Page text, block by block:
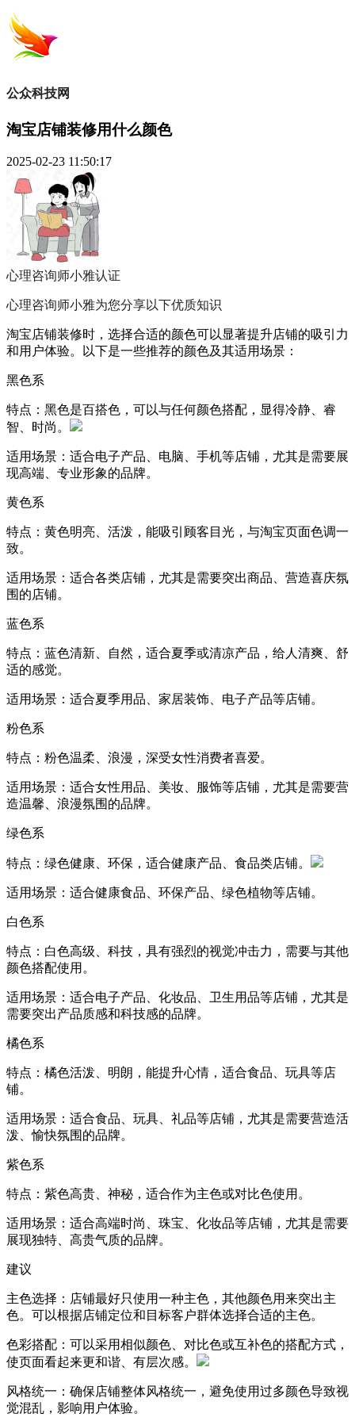
公众科技网
淘宝店铺装修用什么颜色
2025-02-23 11:50:17
心理咨询师小雅认证
心理咨询师小雅为您分享以下优质知识
淘宝店铺装修时，选择合适的颜色可以显著提升店铺的吸引力
和用户体验。以下是一些推荐的颜色及其适用场景：
黑色系
特点：黑色是百搭色，可以与任何颜色搭配，显得冷静、睿
智、时尚。
适用场景：适合电子产品、电脑、手机等店铺，尤其是需要展
现高端、专业形象的品牌。
黄色系
特点：黄色明亮、活泼，能吸引顾客目光，与淘宝页面色调一
致。
适用场景：适合各类店铺，尤其是需要突出商品、营造喜庆氛
围的店铺。
蓝色系
特点：蓝色清新、自然，适合夏季或清凉产品，给人清爽、舒
适的感觉。
适用场景：适合夏季用品、家居装饰、电子产品等店铺。
粉色系
特点：粉色温柔、浪漫，深受女性消费者喜爱。
适用场景：适合女性用品、美妆、服饰等店铺，尤其是需要营
造温馨、浪漫氛围的品牌。
绿色系
特点：绿色健康、环保，适合健康产品、食品类店铺。
适用场景：适合健康食品、环保产品、绿色植物等店铺。
白色系
特点：白色高级、科技，具有强烈的视觉冲击力，需要与其他
颜色搭配使用。
适用场景：适合电子产品、化妆品、卫生用品等店铺，尤其是
需要突出产品质感和科技感的品牌。
橘色系
特点：橘色活泼、明朗，能提升心情，适合食品、玩具等店
铺。
适用场景：适合食品、玩具、礼品等店铺，尤其是需要营造活
泼、愉快氛围的品牌。
紫色系
特点：紫色高贵、神秘，适合作为主色或对比色使用。
适用场景：适合高端时尚、珠宝、化妆品等店铺，尤其是需要
展现独特、高贵气质的品牌。
建议
主色选择：店铺最好只使用一种主色，其他颜色用来突出主
色。可以根据店铺定位和目标客户群体选择合适的主色。
色彩搭配：可以采用相似颜色、对比色或互补色的搭配方式，
使页面看起来更和谐、有层次感。
风格统一：确保店铺整体风格统一，避免使用过多颜色导致视
觉混乱，影响用户体验。